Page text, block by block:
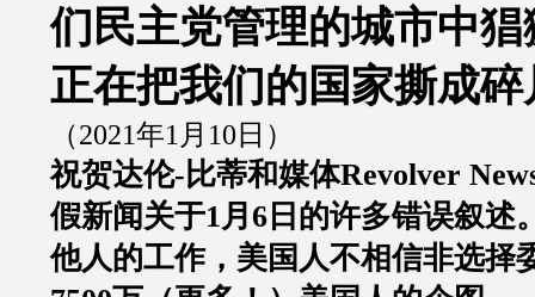
们民主党管理的城市中
正在把我们的国家撕成碎
（2021年1 月 10 日）
祝贺达伦- 比蒂和媒体Revolver
假新闻关于1月 6 日的许多错误叙述
他人的工作，美国人不相信非选择